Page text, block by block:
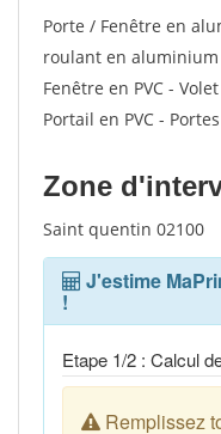
Porte / Fenêtre en
roulant en
Fenêtre en PVC -
Portail en PVC -
Zone
Saint quentin 02100